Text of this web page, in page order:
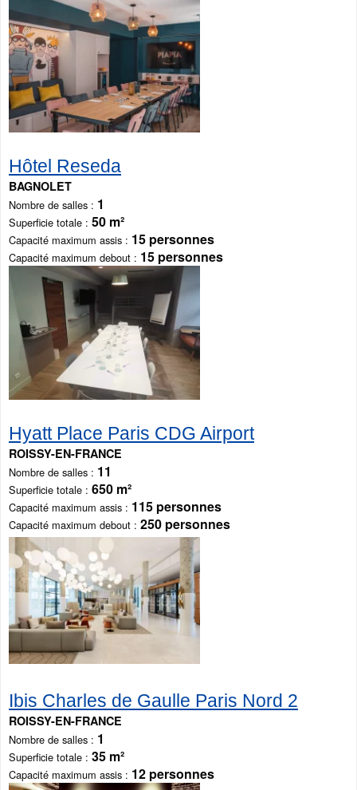
Hôtel Reseda
BAGNOLET
Nombre de salles 1
Superficie totale 50 m²
Capacité maximum assis 15 personnes
Capacité maximum debout 15 personnes
Hyatt Place Paris CDG Airport
ROISSY-EN-FRANCE
Nombre de salles 11
Superficie totale 650 m²
Capacité maximum assis 115 personnes
Capacité maximum debout 250 personnes
Ibis Charles de Gaulle Paris Nord 2
ROISSY-EN-FRANCE
Nombre de salles 1
Superficie totale 35 m²
Capacité maximum assis 12 personnes